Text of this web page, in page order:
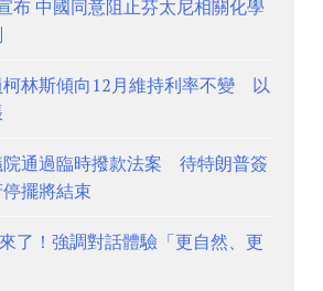
布 中國同意阻止芬太尼相關化學
柯林斯傾向12月維持利率不變 以
院通過臨時撥款法案 待特朗普簽
擺將結束
了！強調對話體驗「更自然、更